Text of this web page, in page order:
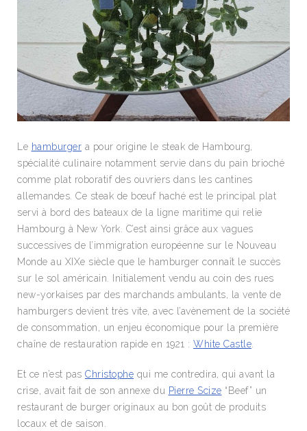
Le hamburger a pour origine le steak de Hambourg,
spécialité culinaire notamment servie dans du pain brioché
comme plat roboratif des ouvriers dans les cantines
allemandes. Ce steak de bœuf haché est le principal plat
servi à bord des bateaux de la ligne maritime qui relie
Hambourg à New York. C’est ainsi grâce aux vagues
successives de l’immigration européenne sur le Nouveau
Monde au XIXe siècle que le hamburger connaît le succès
sur le sol américain. Initialement vendu au coin des rues
new-yorkaises par des marchands ambulants, la vente de
hamburgers devient très vite, avec l’avènement de la société
de consommation, un enjeu économique pour la première
chaîne de restauration rapide en 1921 : White Castle
Et ce n’est pas Christophe qui me contredira, qui avant la
crise, avait fait de son annexe du Pierre Scize “Beef” un
restaurant de burger originaux au bon goût de produits
locaux et de saison.